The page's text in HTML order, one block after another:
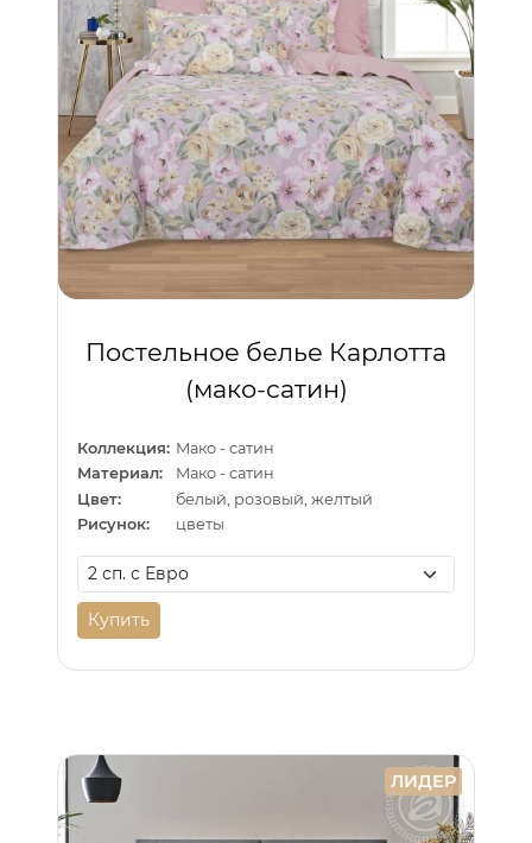
Постельное белье Карлотта
(мако-сатин)
Коллекция: Мако - сатин
Материал:
Мако - сатин
Цвет:
белый, розовый, желтый
Рисунок:
цветы
Купить
ЛИДЕР